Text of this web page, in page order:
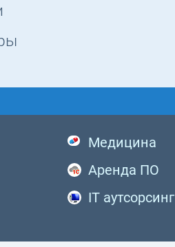
Медицина
Аренда ПО
IT аутсорсинг